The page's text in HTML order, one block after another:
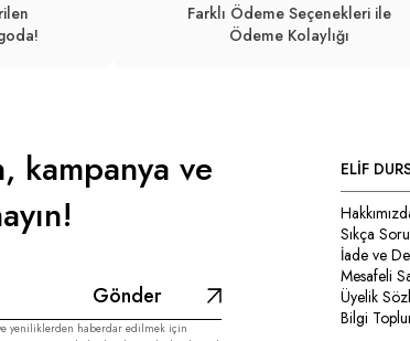
Farklı Ödeme Seçenekleri ile
Ödeme Kolaylığı
kampanya ve
Gönder
yeniliklerden haberdar edilmek için
ELİF
Sıkça
İade ve
Mesafeli
Üyelik
Bilgi